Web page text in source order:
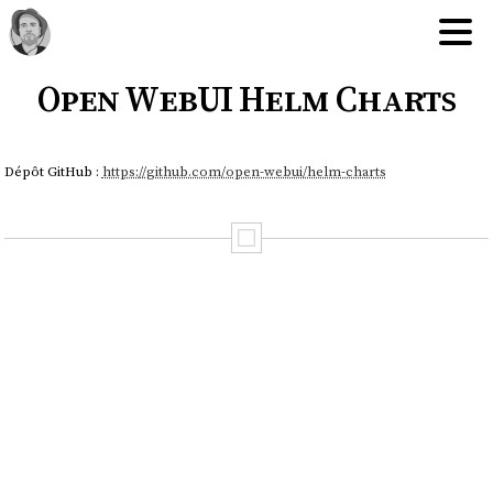
Open WebUI Helm Charts
Dépôt GitHub : https://github.com/open-webui/helm-charts